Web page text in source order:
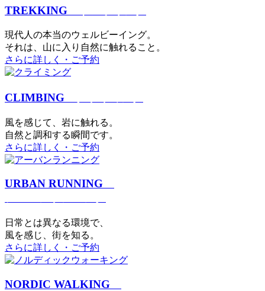
TREKKING
現代⼈の本当のウェルビーイング。
それは、⼭に⼊り⾃然に触れること。
さらに詳しく・ご予約
CLIMBING
⾵を感じて、岩に触れる。
⾃然と調和する瞬間です。
さらに詳しく・ご予約
URBAN RUNNING
日常とは異なる環境で、
風を感じ、街を知る。
さらに詳しく・ご予約
NORDIC WALKING